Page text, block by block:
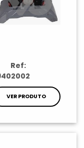
Ref:
VER PRODUTO